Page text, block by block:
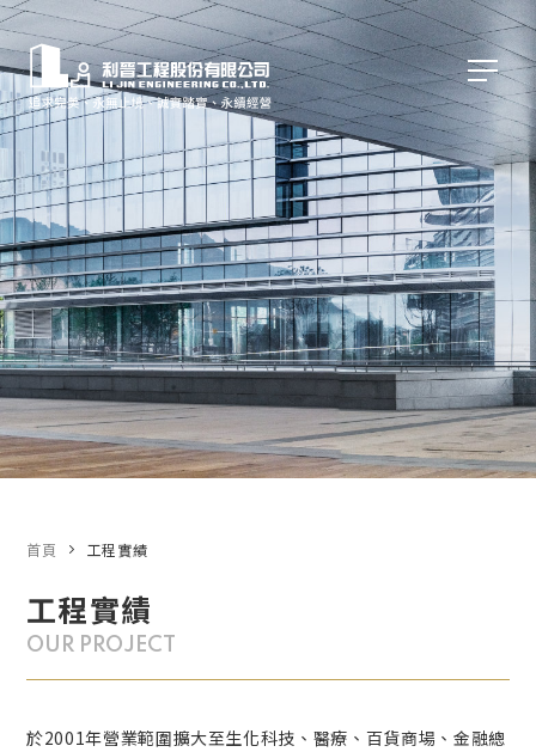
工程實績
OUR PROJECT
於2001年營業範圍擴大至生化科技、醫療、百貨商場、金融總
首頁 工程實績